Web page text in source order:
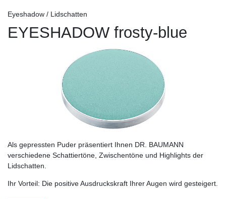
Eyeshadow / Lidschatten
EYESHADOW frosty-blue
Als gepressten Puder präsentiert Ihnen DR. BAUMANN
verschiedene Schattiertöne, Zwischentöne und Highlights der
Lidschatten.
Ihr Vorteil: Die positive Ausdruckskraft Ihrer Augen wird gesteigert.